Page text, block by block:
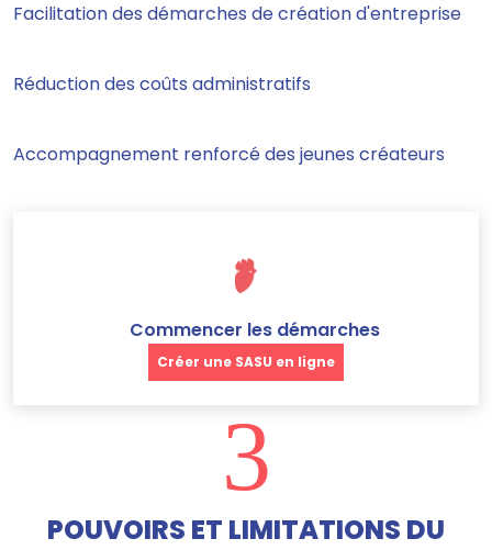
Facilitation des démarches de création d'entreprise
Réduction des coûts administratifs
Accompagnement renforcé des jeunes créateurs
Commencer les démarches
Créer une SASU en ligne
3
POUVOIRS ET LIMITATIONS DU